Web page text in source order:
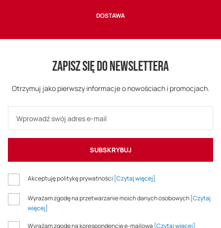
DOSTAWA
ZAPISZ SIĘ DO NEWSLETTERA
Otrzymuj jako pierwszy informacje o nowościach i promocjach.
SUBSKRYBUJ
Akceptuję politykę prywatności [Czytaj więcej]
Wyrażam zgodę na przetwarzanie moich danych osobowych[Czytaj
więcej]
Wyrażam zgodę na korespondencję e-mailową [Czytaj więcej]